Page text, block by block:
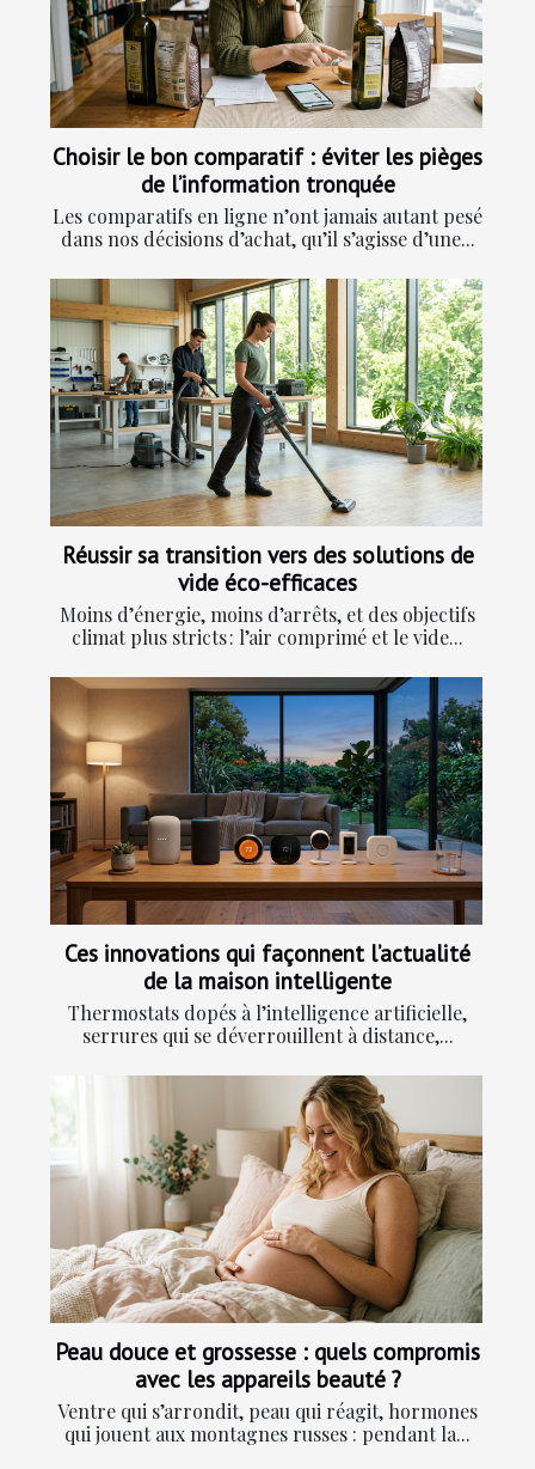
Choisir le bon comparatif : éviter les pièges
de l’information tronquée
Les comparatifs en ligne n’ont jamais autant pesé
dans nos décisions d’achat, qu’il s’agisse d’une...
Réussir sa transition vers des solutions de
vide éco-efficaces
Moins d’énergie, moins d’arrêts, et des objectifs
climat plus stricts : l’air comprimé et le vide...
Ces innovations qui façonnent l’actualité
de la maison intelligente
Thermostats dopés à l’intelligence artificielle,
serrures qui se déverrouillent à distance,...
Peau douce et grossesse : quels compromis
avec les appareils beauté ?
Ventre qui s’arrondit, peau qui réagit, hormones
qui jouent aux montagnes russes : pendant la...